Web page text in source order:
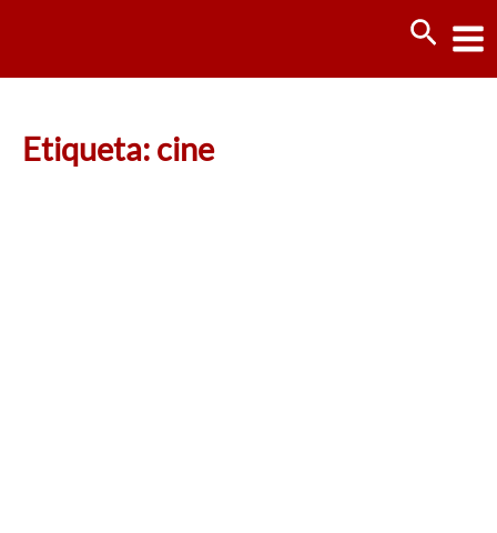
Etiqueta: cine